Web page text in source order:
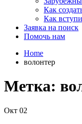
Как
Как
Заявка на поиск
Помочь нам
Home
волонтер
Метка:
Окт 02